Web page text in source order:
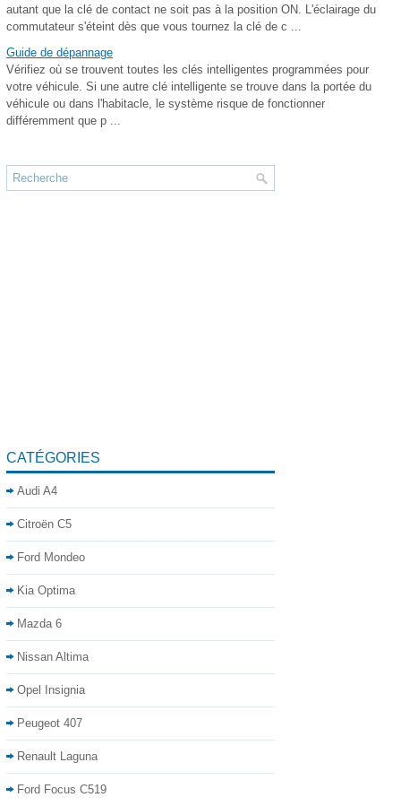
autant que la clé de contact ne soit pas à la position ON. L'éclairage du
commutateur s'éteint dès que vous tournez la clé de c ...
Guide de dépannage
Vérifiez où se trouvent toutes les clés intelligentes programmées pour
votre véhicule. Si une autre clé intelligente se trouve dans la portée du
véhicule ou dans l'habitacle, le système risque de fonctionner
différemment que p ...
CATÉGORIES
Audi A4
Citroën C5
Ford Mondeo
Kia Optima
Mazda 6
Nissan Altima
Opel Insignia
Peugeot 407
Renault Laguna
Ford Focus C519